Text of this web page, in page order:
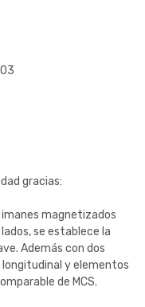
gracias:
imanes magnetizados
se establece la
Además con dos
y elementos
de MCS.